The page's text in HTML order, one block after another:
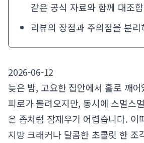
같은 공식 자료와 함께 대조
리뷰의 장점과 주의점을 분
2026-06-12
늦은 밤, 고요한 집안에서 홀로 깨
피로가 몰려오지만, 동시에 스멀스
은 좀처럼 잠재우기 어렵습니다. 이
지방 크래커나 달콤한 초콜릿 한 조